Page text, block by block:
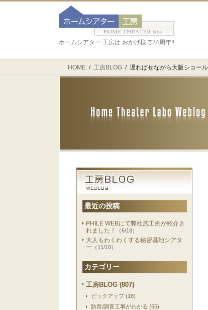
ホームシアター 工房は おかげ様で24周年!!
HOME 工房BLOG 遅ればせながら大阪ショー
最近の投稿
PHILE WEBにて弊社施工例が紹介さ
れました！
（6/18）
大人もわくわくする秘密基地シアタ
ー （11/10）
カテゴリー
工房BLOG (807)
ピックアップ (18)
防音/調音工事がわかる (65)